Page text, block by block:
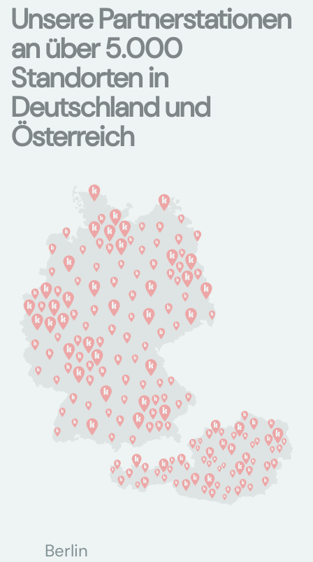
Unsere Partnerstationen
an über 5.000
Standorten in
Deutschland und
Österreich
Berlin